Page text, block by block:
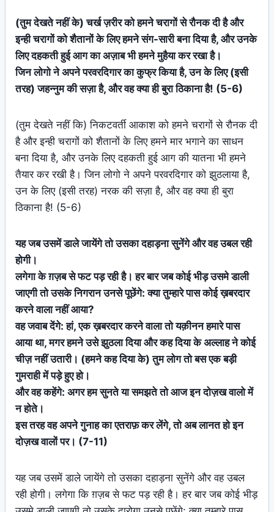
(तुम देखते नहीं के) चर्ख ज़रीर को हमने चरागों से रौनक दी है और
इन्ही चरागों को शैतानों के लिए हमने संग-सारी बना दिया है, और उनके
लिए दहकती हुई आग का अज़ाब भी हमने मुहैया कर रखा है।
जिन लोगो ने अपने परवरदिगार का कुफ्र किया है, उन के लिए (इसी
तरह) जहन्नुम की सज़ा है, और वह क्या ही बुरा ठिकाना है! (5-6)
(तुम देखते नहीं कि) निकटवर्ती आकाश को हमने चरागों से रौनक दी
है और इन्ही चरागों को शैतानों के लिए हमने मार भगाने का साधन
बना दिया है, और उनके लिए दहकती हुई आग की यातना भी हमने
तैयार कर रखी है। जिन लोगो ने अपने परवरदिगार को झुठलाया है,
उन के लिए (इसी तरह) नरक की सज़ा है, और वह क्या ही बुरा
ठिकाना है! (5-6)
यह जब उसमें डाले जायेंगे तो उसका दहाड़ना सुनेंगे और वह उबल रही
होगी।
लगेगा के ग़ज़ब से फट पड़ रही है। हर बार जब कोई भीड़ उसमे डाली
जाएगी तो उसके निगरान उनसे पूछेंगे: क्या तुम्हारे पास कोई ख़बरदार
करने वाला नहीं आया?
वह जवाब देंगे: हां, एक ख़बरदार करने वाला तो यक़ीनन हमारे पास
आया था, मगर हमने उसे झुठला दिया और कह दिया के अल्लाह ने कोई
चीज़ नहीं उतारी। (हमने कह दिया के) तुम लोग तो बस एक बड़ी
गुमराही में पड़े हुए हो।
और वह कहेंगे: अगर हम सुनते या समझते तो आज इन दोज़ख वालो में
न होते।
इस तरह वह अपने गुनाह का एतराफ़ कर लेंगे, तो अब लानत हो इन
दोज़ख वालों पर। (7-11)
यह जब उसमें डाले जायेंगे तो उसका दहाड़ना सुनेंगे और वह उबल
रही होगी। लगेगा कि ग़ज़ब से फट पड़ रही है। हर बार जब कोई भीड़